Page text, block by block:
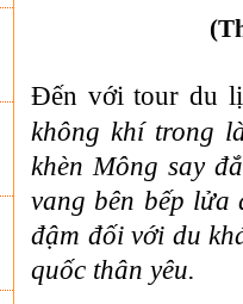
Đến với tour du
không khí trong
khèn Mông say
vang bên bếp
đậm đối với du
quốc thân yêu.